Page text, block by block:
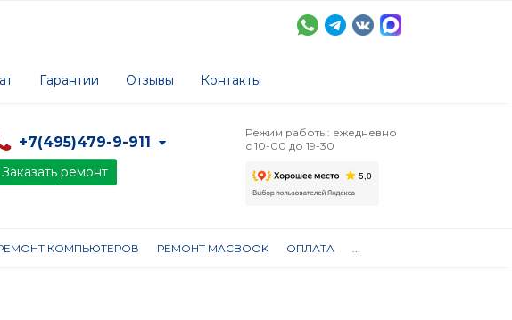
Гарантии Отзывы Контакты
+7(495)479-9-911
Заказать ремонт
Режим работы: ежедневно
с 10-00 до 19-30
КОМПЬЮТЕРОВ РЕМОНТ MACBOOK ОПЛАТА ...